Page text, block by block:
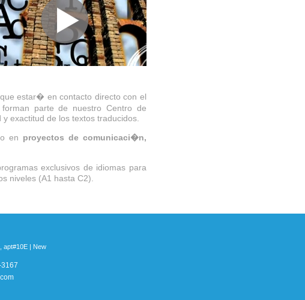
estar� en contacto directo con el
parte de nuestro Centro de
exactitud de los textos traducidos.
en proyectos de comunicaci�n,
exclusivos de idiomas para
niveles (A1 hasta C2).
apt#10E | New